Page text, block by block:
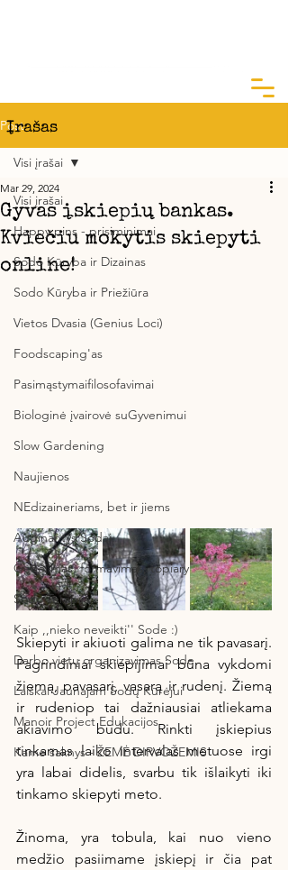
Post
Visi įrašai
Happy pins - prisiminimai
Sodo Kūryba ir Dizainas
Sodo Kūryba ir Priežiūra
Vietos Dvasia (Genius Loci)
Foodscaping'as
Pasimąstymaifilosofavimai
Biologinė įvairovė suGyvenimui
Slow Gardening
Naujienos
NEdizaineriams, bet ir jiems
Auginantys Sodai
Genėjimas, formavimas, topiary
Sodo Terapija
Kaip ,,nieko neveikti'' Sode :)
Darbo vietų organizavimas Sode
Laiškai Jaunajam Sodų Kūrėjui
Manoir Project Edukacijos
Kame šaknys - ŽEMĖ DIRVOŽEMIS
Visi įrašai
Gyvas įskiepių bankas.
Kviečiu mokytis skiepyti
online!
Mar 29, 2024
Skiepyti ir akiuoti galima ne tik pavasarį.
Pagrindiniai skiepijimai būna vykdomi
žiemą, pavasarį, vasarą ir rudenį. Žiemą
ir rudeniop tai dažniausiai atliekama
akiavimo būdu. Rinkti įskiepius
tinkamas laiko intervalas metuose irgi
yra labai didelis, svarbu tik išlaikyti iki
tinkamo skiepyti meto.
Žinoma, yra tobula, kai nuo vieno
medžio pasiimame įskiepį ir čia pat
Įrašas